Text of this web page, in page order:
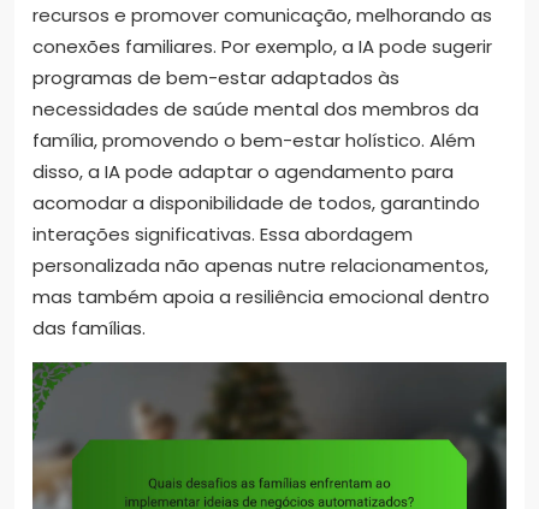
recursos e promover comunicação, melhorando as
conexões familiares. Por exemplo, a IA pode sugerir
programas de bem-estar adaptados às
necessidades de saúde mental dos membros da
família, promovendo o bem-estar holístico. Além
disso, a IA pode adaptar o agendamento para
acomodar a disponibilidade de todos, garantindo
interações significativas. Essa abordagem
personalizada não apenas nutre relacionamentos,
mas também apoia a resiliência emocional dentro
das famílias.